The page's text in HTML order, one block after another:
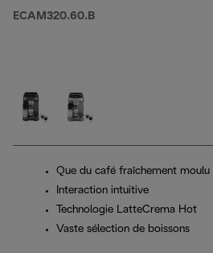
ECAM320.60.B
Que du café fraîchement moulu
Interaction intuitive
Technologie LatteCrema Hot
Vaste sélection de boissons